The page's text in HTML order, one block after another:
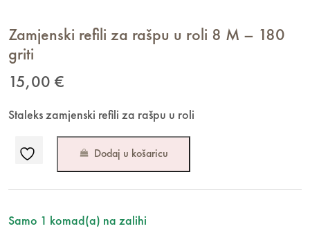
Zamjenski refili za rašpu u roli 8 M – 180
griti
15,00 €
Staleks zamjenski refili za rašpu u roli
Dodaj u košaricu
Samo 1 komad(a) na zalihi